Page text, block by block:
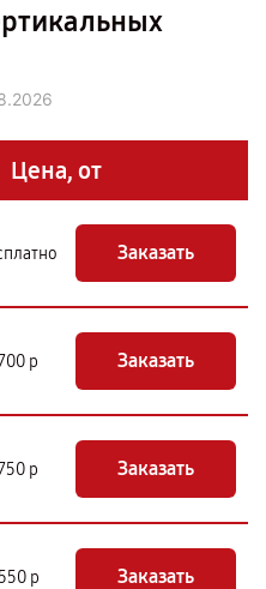
Цена, от
Заказать
р Заказать
р Заказать
р Заказать